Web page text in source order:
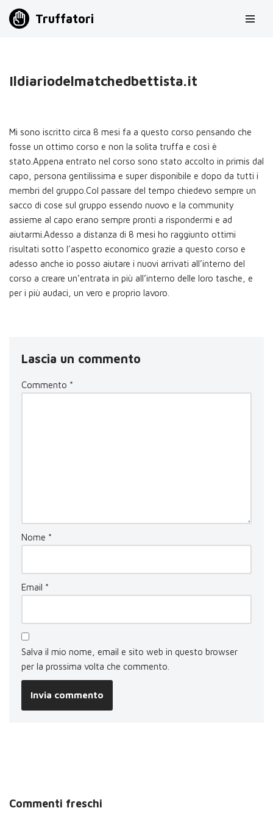
Truffatori
Ildiariodelmatchedbettista.it
Mi sono iscritto circa 8 mesi fa a questo corso pensando che
fosse un ottimo corso e non la solita truffa e così è
stato.Appena entrato nel corso sono stato accolto in primis dal
capo, persona gentilissima e super disponibile e dopo da tutti i
membri del gruppo.Col passare del tempo chiedevo sempre un
sacco di cose sul gruppo essendo nuovo e la community
assieme al capo erano sempre pronti a rispondermi e ad
aiutarmi.Adesso a distanza di 8 mesi ho raggiunto ottimi
risultati sotto l’aspetto economico grazie a questo corso e
adesso anche io posso aiutare i nuovi arrivati all’interno del
corso a creare un’entrata in più all’interno delle loro tasche, e
per i più audaci, un vero e proprio lavoro.
Lascia un commento
Commento *
Nome *
Email *
Salva il mio nome, email e sito web in questo browser
per la prossima volta che commento.
Commenti freschi